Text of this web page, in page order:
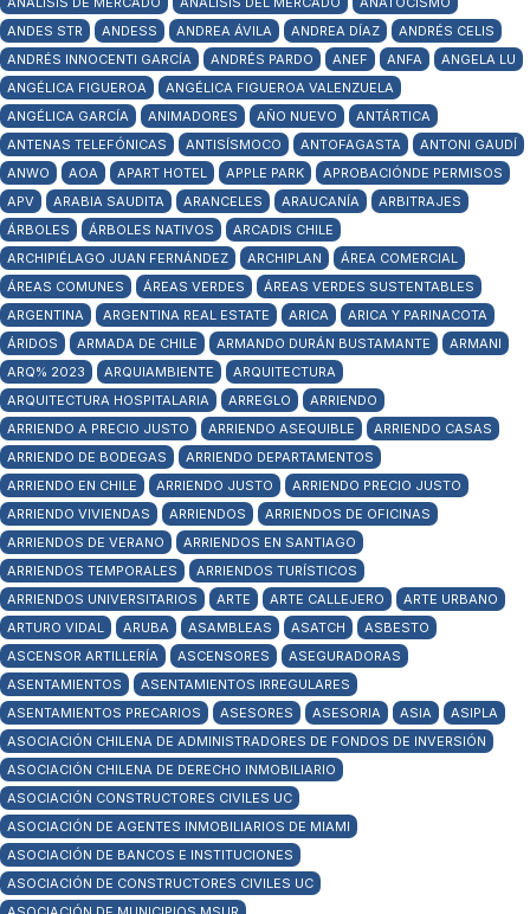
ANDES STR
ANDESS ANDREA ÁVILA ANDREA DÍAZ
ANDRÉS CELIS
ANDRÉS INNOCENTI GARCÍA
ANDRÉS PARDO ANEF ANFA
ANGELA LU
ANGÉLICA FIGUEROA
ANGÉLICA FIGUEROA VALENZUELA
ANGÉLICA GARCÍA
ANIMADORES AÑO NUEVO
ANTÁRTICA
ANTENAS TELEFÓNICAS
ANTISÍSMOCO ANTOFAGASTA
ANTONI GAUDÍ
ANWO
AOA APART HOTEL APPLE PARK
APROBACIÓNDE PERMISOS
APV
ARABIA SAUDITA ARANCELES ARAUCANÍA
ARBITRAJES
ÁRBOLES
ÁRBOLES NATIVOS
ARCADIS CHILE
ARCHIPIÉLAGO JUAN FERNÁNDEZ
ARCHIPLAN
ÁREA COMERCIAL
ÁREAS COMUNES
ÁREAS VERDES
ÁREAS VERDES SUSTENTABLES
ARGENTINA
ARGENTINA REAL ESTATE ARICA
ARICA Y PARINACOTA
ÁRIDOS
ARMADA DE CHILE ARMANDO DURÁN BUSTAMANTE
ARMANI
ARQ% 2023
ARQUIAMBIENTE
ARQUITECTURA
ARQUITECTURA HOSPITALARIA
ARREGLO
ARRIENDO
ARRIENDO A PRECIO JUSTO
ARRIENDO ASEQUIBLE
ARRIENDO CASAS
ARRIENDO DE BODEGAS
ARRIENDO DEPARTAMENTOS
ARRIENDO EN CHILE
ARRIENDO JUSTO
ARRIENDO PRECIO JUSTO
ARRIENDO VIVIENDAS
ARRIENDOS
ARRIENDOS DE OFICINAS
ARRIENDOS DE VERANO
ARRIENDOS EN SANTIAGO
ARRIENDOS TEMPORALES
ARRIENDOS TURÍSTICOS
ARRIENDOS UNIVERSITARIOS
ARTE ARTE CALLEJERO
ARTE URBANO
ARTURO VIDAL
ARUBA ASAMBLEAS ASATCH
ASBESTO
ASCENSOR ARTILLERÍA
ASCENSORES
ASEGURADORAS
ASENTAMIENTOS
ASENTAMIENTOS IRREGULARES
ASENTAMIENTOS PRECARIOS
ASESORES ASESORIA ASIA
ASIPLA
ASOCIACIÓN CHILENA DE ADMINISTRADORES DE FONDOS DE INVERSIÓN
ASOCIACIÓN CHILENA DE DERECHO INMOBILIARIO
ASOCIACIÓN CONSTRUCTORES CIVILES UC
ASOCIACIÓN DE AGENTES INMOBILIARIOS DE MIAMI
ASOCIACIÓN DE BANCOS E INSTITUCIONES
ASOCIACIÓN DE CONSTRUCTORES CIVILES UC